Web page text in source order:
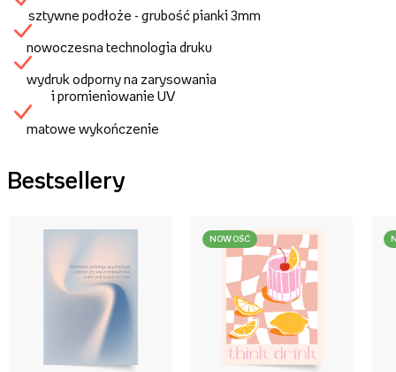
sztywne podłoże - grubość pianki 3mm
nowoczesna technologia druku
wydruk odporny na zarysowania
i promieniowanie UV
matowe wykończenie
Bestsellery
NOWOŚĆ